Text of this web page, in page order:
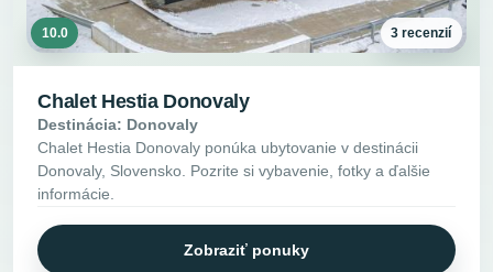
10.0 3 recenzií
Chalet Hestia Donovaly
Destinácia: Donovaly
Chalet Hestia Donovaly ponúka ubytovanie v destinácii
Donovaly, Slovensko. Pozrite si vybavenie, fotky a ďalšie
informácie.
Zobraziť ponuky